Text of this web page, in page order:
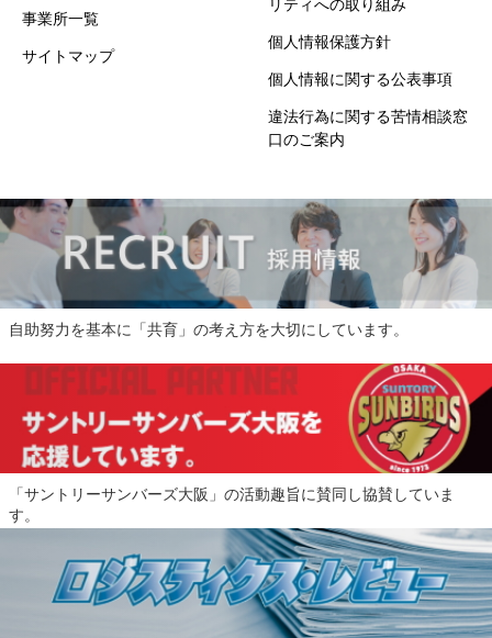
事業所一覧
サイトマップ
リティへの取り組み
個人情報保護方針
個人情報に関する公表事項
違法行為に関する苦情相談窓
口のご案内
自助努力を基本に「共育」の考え方を大切にしています。
「サントリーサンバーズ大阪」の活動趣旨に賛同し協賛していま
す。